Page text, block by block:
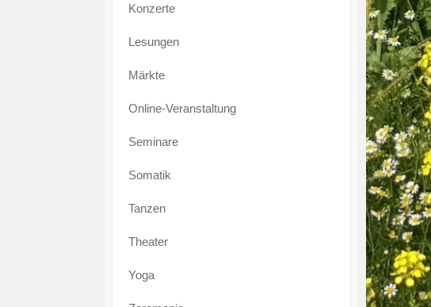
Konzerte
Lesungen
Märkte
Online-Veranstaltung
Seminare
Somatik
Tanzen
Theater
Yoga